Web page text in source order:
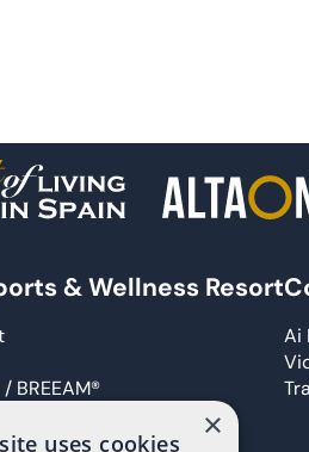
& Wellness Resort
BREEAM®
Hotel
Ai
×
uses cookies